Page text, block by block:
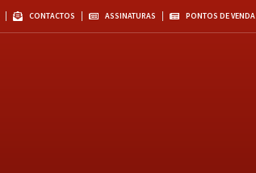
CONTACTOS ASSINATURAS PONTOS DE VENDA